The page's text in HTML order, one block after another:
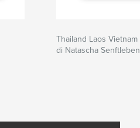
Thailand Laos Vietnam
di Natascha Senftleben